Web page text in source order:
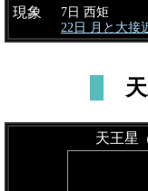
現象
7日 西矩
22日 月と大接
天王星